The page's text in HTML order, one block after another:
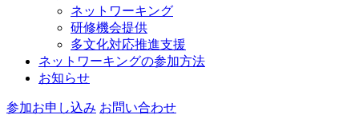
ネットワーキング
研修機会提供
多文化対応推進支援
ネットワーキングの参加方法
お知らせ
参加お申し込み お問い合わせ